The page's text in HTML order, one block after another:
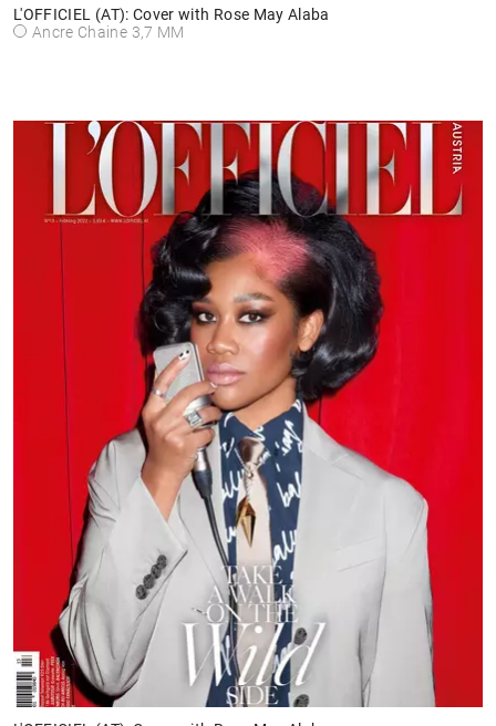
L'OFFICIEL (AT): Cover with Rose May Alaba
Ancre Chaine 3,7 MM